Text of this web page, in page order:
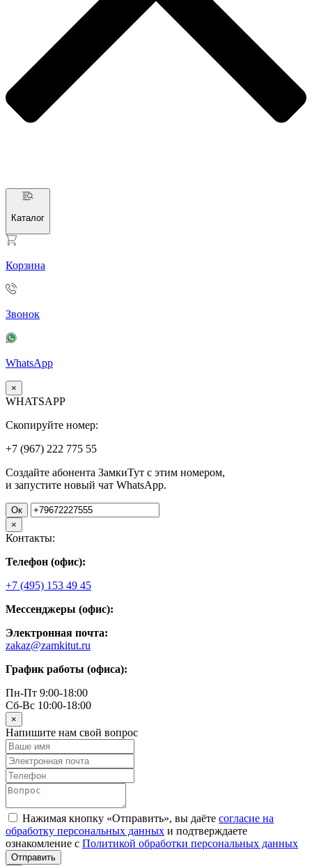
Каталог
Корзина
Звонок
WhatsApp
×
WHATSAPP
Скопируйте номер:
+7 (967) 222 775 55
Создайте абонента ЗамкиТут с этим номером,
и запустите новый чат WhatsApp.
Ок
×
Контакты:
Телефон (офис):
+7 (495) 153 49 45
Мессенджеры (офис):
Электронная почта:
zakaz@zamkitut.ru
График работы (офиса):
Пн-Пт 9:00-18:00
Сб-Вс 10:00-18:00
×
Напишите нам свой вопрос
Нажимая кнопку «Отправить», вы даёте согласие на
обработку персональных данных и подтверждаете
ознакомление с Политикой обработки персональных данных